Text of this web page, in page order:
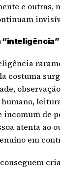
e outras,
“inteligência”
costuma
incomum de
atenta ao
em